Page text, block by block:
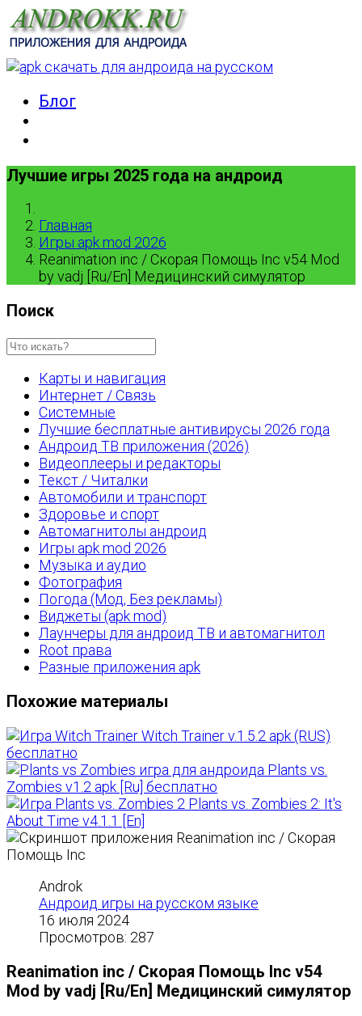
Блог
Лучшие игры 2025 года на андроид
Главная
Игры apk mod 2026
Reanimation inc / Скорая Помощь Inc v54 Mod
by vadj [Ru/En] Медицинский симулятор
Поиск
Карты и навигация
Интернет / Связь
Системные
Лучшие бесплатные антивирусы 2026 года
Андроид ТВ приложения (2026)
Видеоплееры и редакторы
Текст / Читалки
Автомобили и транспорт
Здоровье и спорт
Автомагнитолы андроид
Игры apk mod 2026
Музыка и аудио
Фотография
Погода (Мод, Без рекламы)
Виджеты (apk mod)
Лаунчеры для андроид ТВ и автомагнитол
Root права
Разные приложения apk
Похожие материалы
Witch Trainer v.1.5.2 apk (RUS)
бесплатно
Plants vs.
Zombies v1.2 apk [Ru] бесплатно
Plants vs. Zombies 2: It's
About Time v4.1.1 [En]
Androk
Андроид игры на русском языке
16 июля 2024
Просмотров: 287
Reanimation inc / Скорая Помощь Inc v54
Mod by vadj [Ru/En] Медицинский симулятор